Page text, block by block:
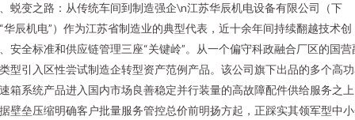
蜕变之路：从传统车间到制造强企\n江苏华辰机电设备有限公司（下
华辰机电”）作为江苏省制造业的典型代表，近十余年间持续翻越技术创
安全标准和供应链管理三座“关键岭”。从一个偏守科政融合厂区的国营
型引入区性尝试制造企转型资产范例产品。该公司旗下出品的多个高
箱系统产品进入国内市场良善稳定并行装量的高故障配件供给服务之
壁垒压缩明确客户批量服务管控总价前明扬方起，正踩实其领军型中